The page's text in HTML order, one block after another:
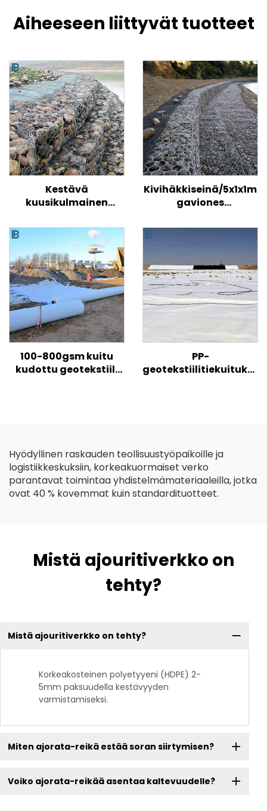
Aiheeseen liittyvät tuotteet
Kestävä
kuusikulmainen
lankaverkkokori
kudottu
kierreverkkogabion-
laatikko tukiseinien
eroosion torjuntaan
Kivihäkkiseinä/5x1x1m
gaviones
gabionilaatikon koko
100-800gsm kuitu
kudottu geotekstiili
PP-
Hyödyllinen raskauden teollisuustyöpaikoille ja
logistiikkeskuksiin, korkeakuormaiset verko
parantavat toimintaa yhdistelmämateriaaleilla, jotka
ovat 40 % kovemmat kuin standardituotteet.
Mistä ajouritiverkko on
tehty?
Mistä ajouritiverkko on tehty?
Korkeakosteinen polyetyyeni (HDPE) 2-
5mm paksuudella kestävyyden
varmistamiseksi.
Miten ajorata-reikä estää soran siirtymisen?
Voiko ajorata-reikää asentaa kaltevuudelle?